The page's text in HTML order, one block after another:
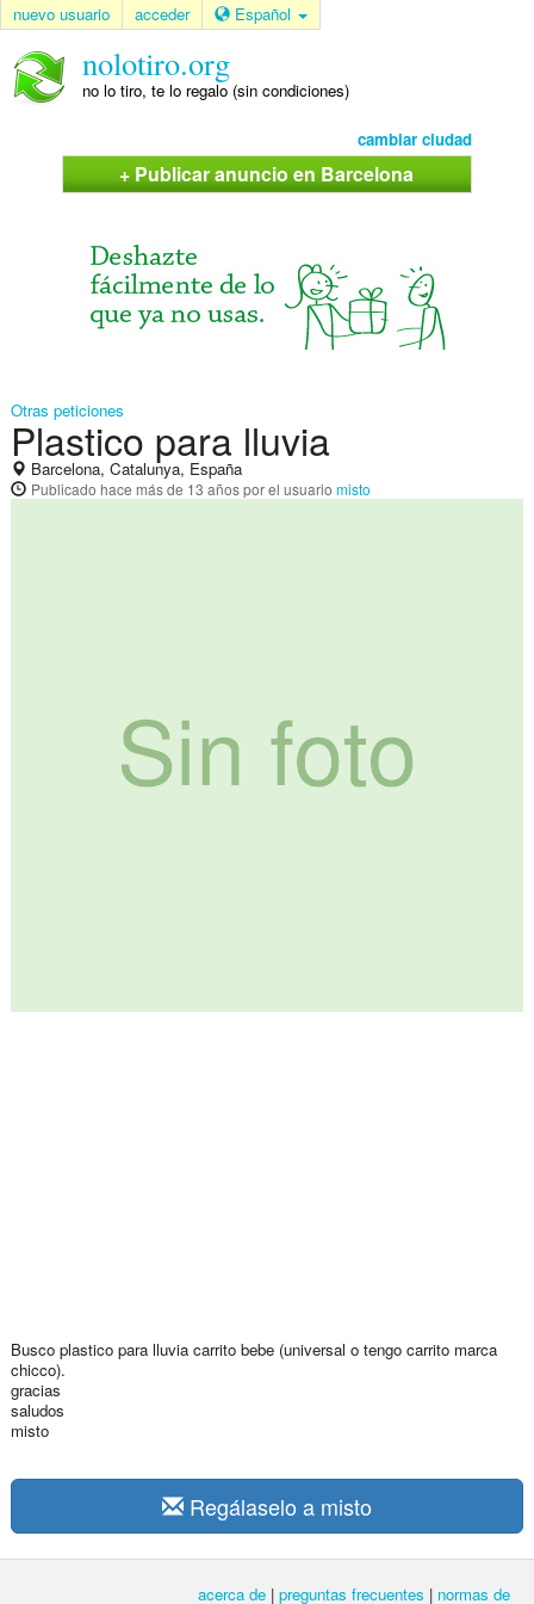
nuevo usuario acceder Español
nolotiro.org
no lo tiro, te lo regalo (sin condiciones)
cambiar ciudad
+ Publicar anuncio en Barcelona
Otras peticiones
Plastico para lluvia
Barcelona, Catalunya, España
Publicado hace más de 13 añospor el usuario misto
Busco plastico para lluvia carrito bebe (universal o tengo carrito marca
chicco).
gracias
saludos
misto
Regálaselo a misto
acerca de | preguntas frecuentes | normas de